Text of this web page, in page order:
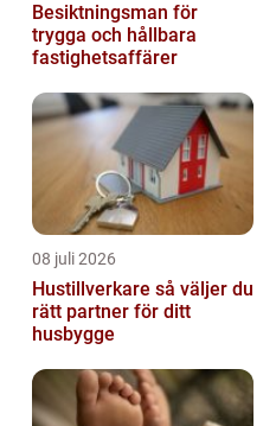
Besiktningsman för
trygga och hållbara
fastighetsaffärer
08 juli 2026
Hustillverkare så väljer du
rätt partner för ditt
husbygge